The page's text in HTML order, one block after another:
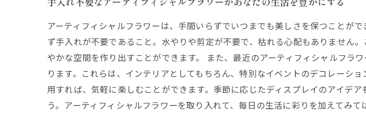
アーティフィシャルフラワーは、手間いらずでいつまでも美しさを保つことが
ず手入れが不要であること。水やりや剪定が不要で、枯れる心配もありません
やかな空間を作り出すことができます。 また、最近のアーティフィシャルフラ
ります。これらは、インテリアとしてもちろん、特別なイベントのデコレーシ
用すれば、気軽に楽しむことができます。季節に応じたディスプレイのアイデ
う。アーティフィシャルフラワーを取り入れて、毎日の生活に彩りを加えてみて